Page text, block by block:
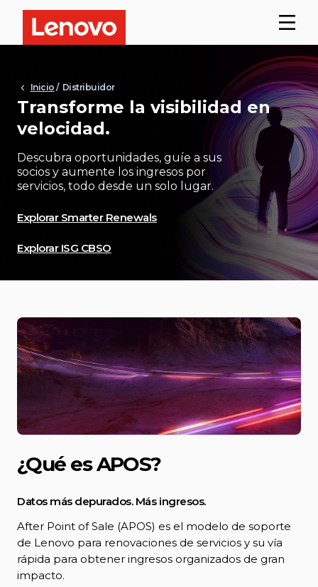
Inicio / Distribuidor
Transforme la visibilidad en
velocidad.
Descubra oportunidades, guíe a sus
socios y aumente los ingresos por
servicios, todo desde un solo lugar.
Explorar Smarter Renewals
Explorar ISG CBSO
¿Qué es APOS?
Datos más depurados. Más ingresos.
After Point of Sale (APOS) es el modelo de soporte
de Lenovo para renovaciones de servicios y su vía
rápida para obtener ingresos organizados de gran
impacto.